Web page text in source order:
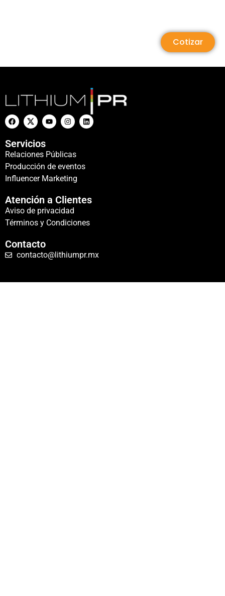
Cotizar
Servicios
Relaciones Públicas
Producción de eventos
Influencer Marketing
Atención a Clientes
Aviso de privacidad
Términos y Condiciones
Contacto
contacto@lithiumpr.mx